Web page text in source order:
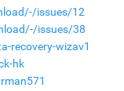
issues/12
issues/38
recovery-wizav1
hk